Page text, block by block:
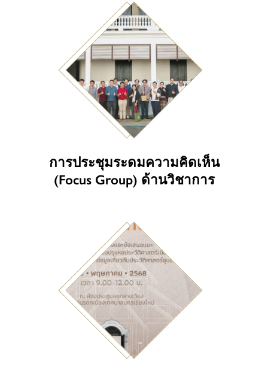
การประชุมระดมความคิดเห็น
(Focus Group) ด้านวิชาการ